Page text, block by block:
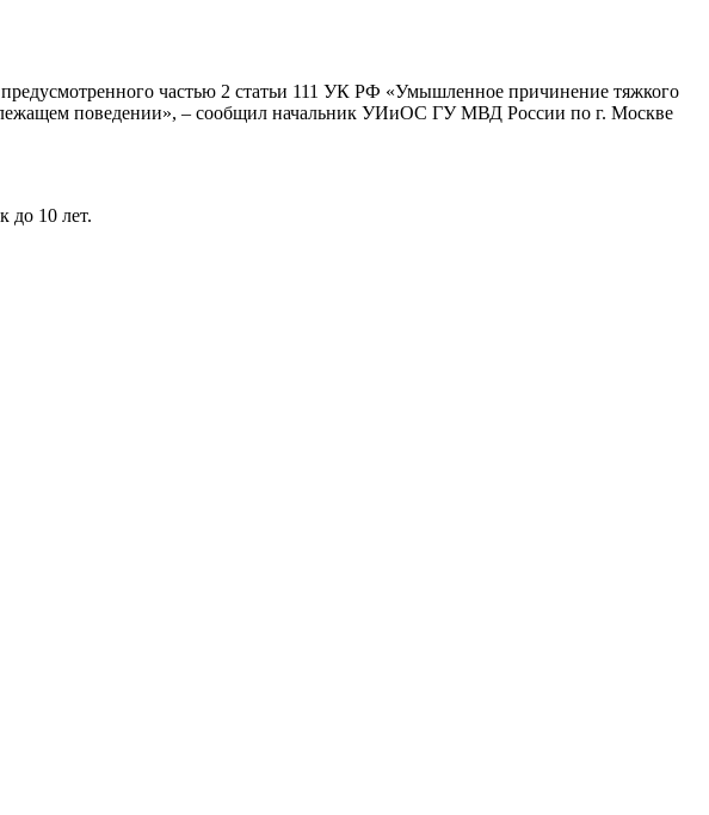
частью 2 статьи 111 УК РФ «Умышленное причинение тяжкого
поведении», – сообщил начальник УИиОС ГУ МВД России по г. Москве
до 10 лет.